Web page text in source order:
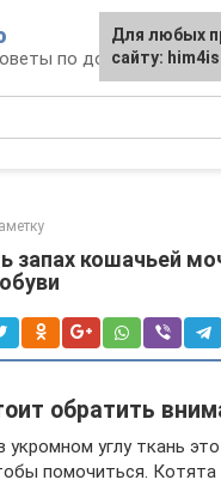
по домоводству
запах кошачьей
обратить
укромном углу ткань
помочиться.
Для любых
сайту: